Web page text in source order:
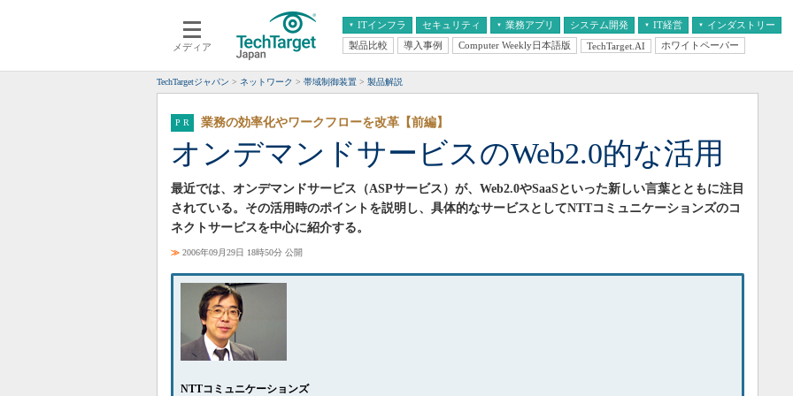
メディア
ITインフラ
クラウド
スマートモバイル
ネットワーク
システム運用管理
セキュリティ 業務アプリ
エンタープライズAI
ERP
CX
情報系システム
システム開発 IT経営
経営とIT
インダストリー
医療IT
製品比較 導入事例 Computer Weekly日本語版 TechTarget.AI ホワイトペーパー
TechTargetジャパン ネットワーク 帯域制御装置 製品解説
オンデマンドサービスのWeb2.0的な活用
業務の効率化やワークフローを改革【前編】
最近では、オンデマンドサービス（ASPサービス）が、Web2.0やSaaSといった新しい言葉とともに注目
されている。その活用時のポイントを説明し、具体的なサービスとしてNTTコミュニケーションズのコ
ネクトサービスを中心に紹介する。
≫ 2006年09月29日 18時50分 公開
NTTコミュニケーションズ